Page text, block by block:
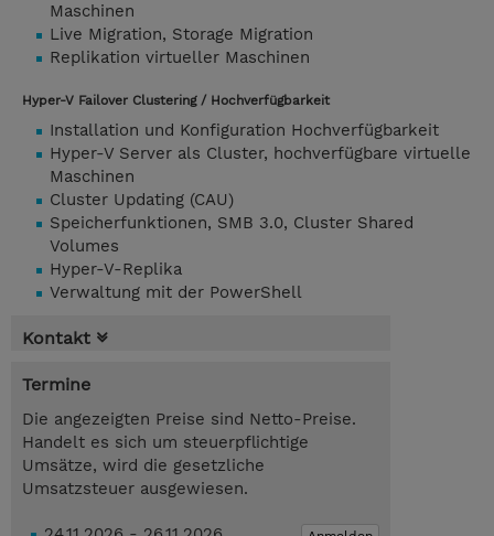
Maschinen
Live Migration, Storage Migration
Replikation virtueller Maschinen
Hyper-V Failover Clustering / Hochverfügbarkeit
Installation und Konfiguration Hochverfügbarkeit
Hyper-V Server als Cluster, hochverfügbare virtuelle
Maschinen
Cluster Updating (CAU)
Speicherfunktionen, SMB 3.0, Cluster Shared
Volumes
Hyper-V-Replika
Verwaltung mit der PowerShell
Kontakt
Termine
Die angezeigten Preise sind Netto-Preise.
Handelt es sich um steuerpflichtige
Umsätze, wird die gesetzliche
Umsatzsteuer ausgewiesen.